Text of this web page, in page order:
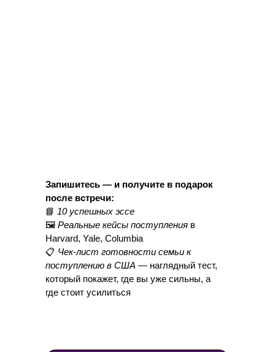
Запишитесь — и получите в подарок
после встречи:
📘 10 успешных эссе
🖼 Реальные кейсы поступления в
Harvard, Yale, Columbia
📋 Чек-лист готовности семьи к
поступлению в США — наглядный тест,
который покажет, где вы уже сильны, а
где стоит усилиться